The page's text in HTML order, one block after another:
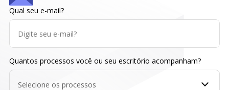
Qual seu e-mail?
Quantos processos você ou seu escritório acompanham?
Selecione os processos